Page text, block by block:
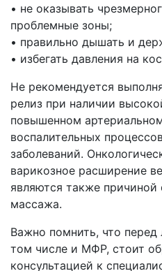
• не оказывать
проблемные зоны;
• правильно дышать и
• избегать давления на
Не рекомендуется
релиз при наличии
повышенном
воспалительных
заболеваний.
варикозное расширение
являются также причиной
массажа.
Важно помнить, что
том числе и МФР, стоит
консультацией к